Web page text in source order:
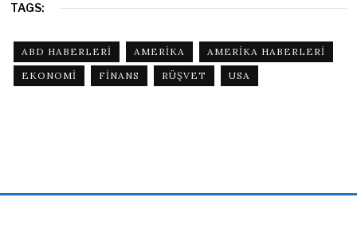
TAGS:
ABD HABERLERI AMERIKA
AMERIKA HABERLERI
EKONOMI
FINANS RÜŞVET USA